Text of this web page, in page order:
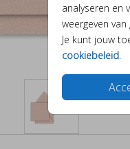
analyseren en
weergeven
Je kunt jouw
cookiebeleid